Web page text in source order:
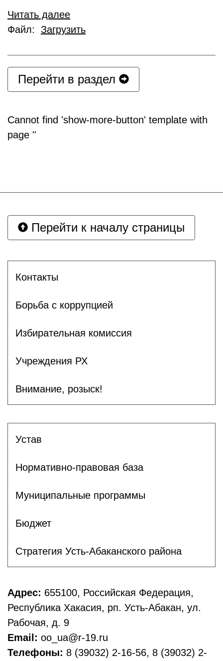
Читать далее
Файл: Загрузить
Перейти в раздел
Cannot find 'show-more-button' template with
page ''
Перейти к началу страницы
Контакты
Борьба с коррупцией
Избирательная комиссия
Учреждения РХ
Внимание, розыск!
Устав
Нормативно-правовая база
Муниципальные программы
Бюджет
Стратегия Усть-Абаканского района
Адрес: 655100, Российская Федерация,
Республика Хакасия, рп. Усть-Абакан, ул.
Рабочая, д. 9
Email: oo_ua@r-19.ru
Телефоны: 8 (39032) 2-16-56, 8 (39032) 2-